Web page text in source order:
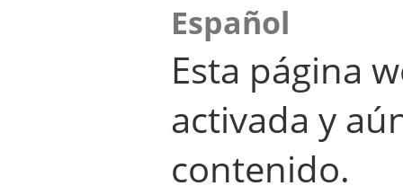
Español
Esta página
activada y
contenido.